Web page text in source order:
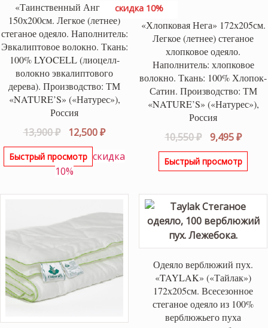
«Таинственный Ангел»
150х200см. Легкое (летнее)
стеганое одеяло. Наполнитель:
Эвкалиптовое волокно. Ткань:
100% LYOCELL (лиоцелл-
волокно эвкалиптового
дерева). Производство: ТМ
«NATURE’S» («Натурес»),
Россия
13,900₽
Первоначальная
цена
составляла
13,900 ₽.
12,500₽Текущая
12,500 ₽.
Быстрый просмотр скидка
10%
скидка 10%
«Хлопковая Нега» 172х205см.
Легкое (летнее) стеганое
хлопковое одеяло.
Наполнитель: хлопковое
волокно. Ткань: 100% Хлопок-
Сатин. Производство: ТМ
«NATURE’S» («Натурес»),
Россия
10,550₽
цена
составляла
9,495₽
цена:
9,495
Быстрый просмотр
Одеяло верблюжий пух.
«TAYLAK» («Тайлак»)
172х205см. Всесезонное
стеганое одеяло из 100%
верблюжьего пуха